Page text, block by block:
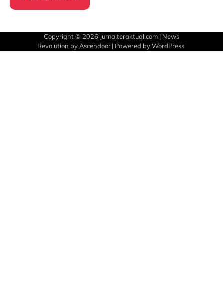
Copyright © 2026 Jurnalteraktual.com | News
Revolution by Ascendoor | Powered byWordPress.